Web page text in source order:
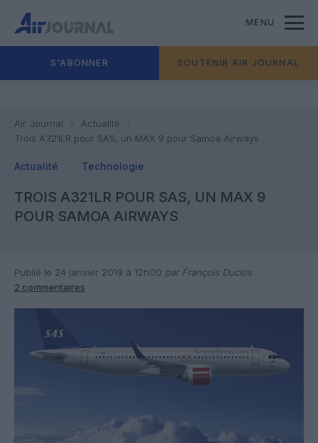
MENU
S'ABONNER SOUTENIR AIR JOURNAL
Air Journal
Actualité
Trois A321LR pour SAS, un MAX 9 pour Samoa Airways
Actualité Technologie
TROIS A321LR POUR SAS, UN MAX 9
POUR SAMOA AIRWAYS
Publié le 24 janvier 2019 à 12h00 par François Duclos
2 commentaires